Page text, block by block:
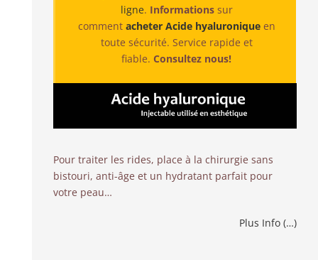
ligne. Informations sur
comment acheter Acide hyaluroniqueen
toute sécurité. Service rapide et
fiable. Consultez nous!
Pour traiter les rides, place à la chirurgie sans
bistouri, anti-âge et un hydratant parfait pour
votre peau…
Plus Info (…)